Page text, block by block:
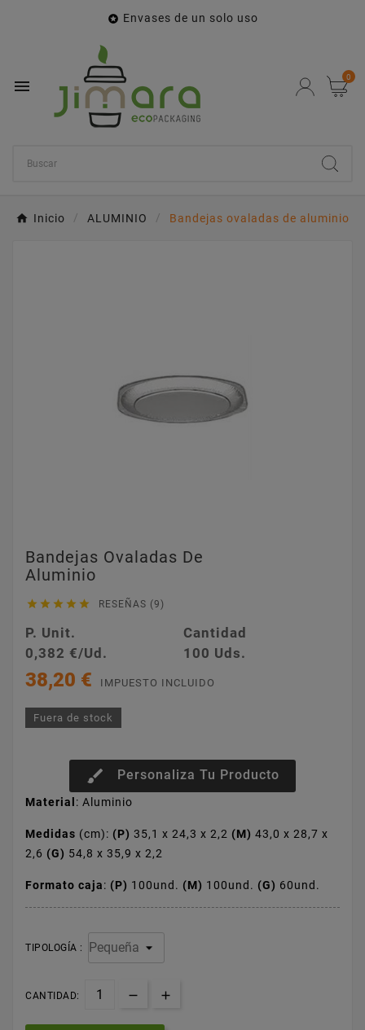
 Envases de un solo uso
 0
Inicio ALUMINIO Bandejas ovaladas de aluminio
Bandejas Ovaladas De
Aluminio
     RESEÑAS (9)
P. Unit.
Cantidad
0,382 €/Ud.
100 Uds.
38,20 € IMPUESTO INCLUIDO
Fuera de stock
brush Personaliza Tu Producto
Material : Aluminio
Medidas (cm): (P) 35,1 x 24,3 x 2,2 (M) 43,0 x 28,7 x
2,6 (G) 54,8 x 35,9 x 2,2
Formato caja: (P) 100und. (M) 100und. (G) 60und.
TIPOLOGÍA :
CANTIDAD: